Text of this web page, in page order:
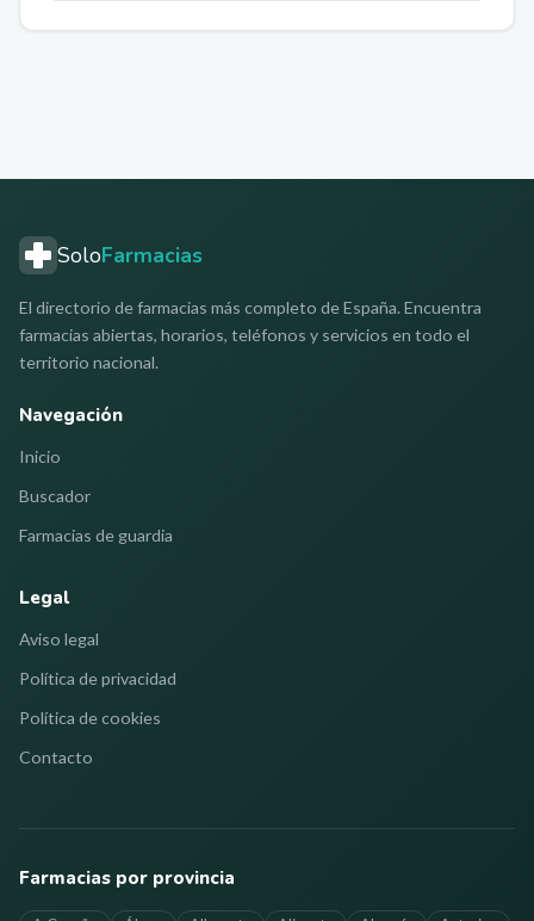
SoloFarmacias
El directorio de farmacias más completo de España. Encuentra
farmacias abiertas, horarios, teléfonos y servicios en todo el
territorio nacional.
Navegación
Inicio
Buscador
Farmacias de guardia
Legal
Aviso legal
Política de privacidad
Política de cookies
Contacto
Farmacias por provincia